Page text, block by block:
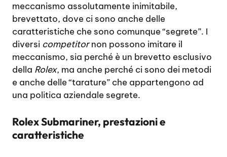
meccanismo assolutamente inimitabile,
brevettato, dove ci sono anche delle
caratteristiche che sono comunque “segrete”. I
diversi competitornon possono imitare il
meccanismo, sia perché è un brevetto esclusivo
della Rolex, ma anche perché ci sono dei metodi
e anche delle “tarature” che appartengono ad
una politica aziendale segrete.
Rolex Submariner, prestazioni e
caratteristiche